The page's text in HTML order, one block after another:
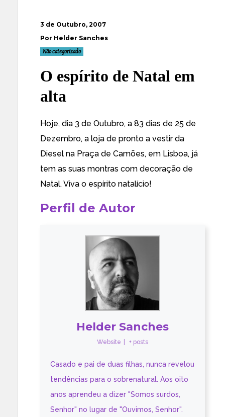
3 de Outubro, 2007
Por Helder Sanches
Não categorizado
O espírito de Natal em
alta
Hoje, dia 3 de Outubro, a 83 dias de 25 de
Dezembro, a loja de pronto a vestir da
Diesel na Praça de Camões, em Lisboa, já
tem as suas montras com decoração de
Natal. Viva o espírito natalício!
Perfil de Autor
Helder Sanches
Website + posts
Casado e pai de duas filhas, nunca revelou
tendências para o sobrenatural. Aos oito
anos aprendeu a dizer "Somos surdos,
Senhor" no lugar de "Ouvimos, Senhor".